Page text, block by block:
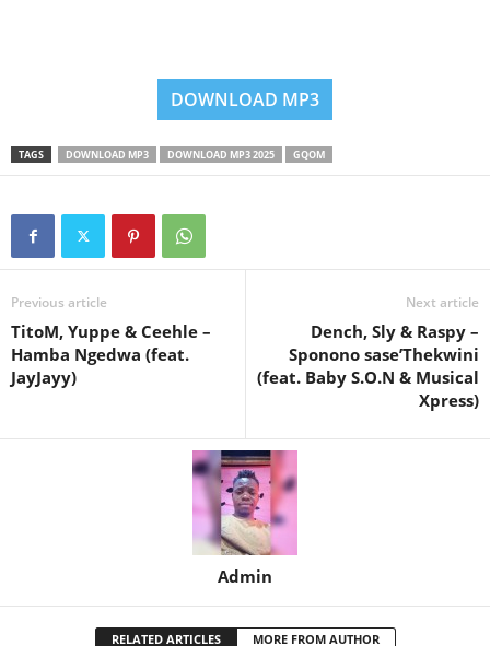
DOWNLOAD MP3
TAGS DOWNLOAD MP3 DOWNLOAD MP3 2025 GQOM
Previous article
TitoM, Yuppe & Ceehle –
Hamba Ngedwa (feat.
JayJayy)
Next article
Dench, Sly & Raspy –
Sponono sase’Thekwini
(feat. Baby S.O.N & Musical
Xpress)
Admin
RELATED ARTICLES MORE FROM AUTHOR